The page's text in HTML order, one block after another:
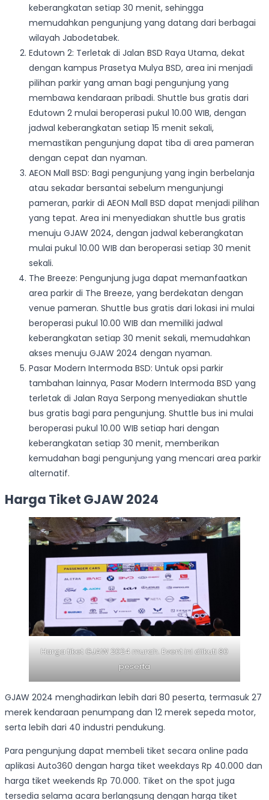
keberangkatan setiap 30 menit, sehingga
memudahkan pengunjung yang datang dari berbagai
wilayah Jabodetabek.
Edutown 2: Terletak di Jalan BSD Raya Utama, dekat
dengan kampus Prasetya Mulya BSD, area ini menjadi
pilihan parkir yang aman bagi pengunjung yang
membawa kendaraan pribadi. Shuttle bus gratis dari
Edutown 2 mulai beroperasi pukul 10.00 WIB, dengan
jadwal keberangkatan setiap 15 menit sekali,
memastikan pengunjung dapat tiba di area pameran
dengan cepat dan nyaman.
AEON Mall BSD: Bagi pengunjung yang ingin berbelanja
atau sekadar bersantai sebelum mengunjungi
pameran, parkir di AEON Mall BSD dapat menjadi pilihan
yang tepat. Area ini menyediakan shuttle bus gratis
menuju GJAW 2024, dengan jadwal keberangkatan
mulai pukul 10.00 WIB dan beroperasi setiap 30 menit
sekali.
The Breeze: Pengunjung juga dapat memanfaatkan
area parkir di The Breeze, yang berdekatan dengan
venue pameran. Shuttle bus gratis dari lokasi ini mulai
beroperasi pukul 10.00 WIB dan memiliki jadwal
keberangkatan setiap 30 menit sekali, memudahkan
akses menuju GJAW 2024 dengan nyaman.
Pasar Modern Intermoda BSD: Untuk opsi parkir
tambahan lainnya, Pasar Modern Intermoda BSD yang
terletak di Jalan Raya Serpong menyediakan shuttle
bus gratis bagi para pengunjung. Shuttle bus ini mulai
beroperasi pukul 10.00 WIB setiap hari dengan
keberangkatan setiap 30 menit, memberikan
kemudahan bagi pengunjung yang mencari area parkir
alternatif.
Harga Tiket GJAW 2024
Harga tiket GJAW 2024 murah. Event ini diikuti 80
peserta
GJAW 2024 menghadirkan lebih dari 80 peserta, termasuk 27
merek kendaraan penumpang dan 12 merek sepeda motor,
serta lebih dari 40 industri pendukung.
Para pengunjung dapat membeli tiket secara online pada
aplikasi Auto360 dengan harga tiket weekdays Rp 40.000 dan
harga tiket weekends Rp 70.000. Tiket on the spot juga
tersedia selama acara berlangsung dengan harga tiket